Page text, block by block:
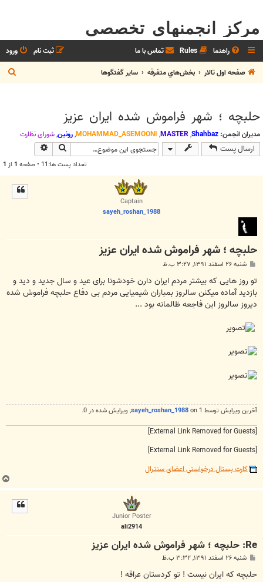
مرکز انجمنهای تخصصی
راهنما Rules تماس با ما ورود
ثبت نام
صفحه اول تالار
بخش‌‌هاي متفرقه ساير گفتگوها
س
حلبچه ؛ شهر فراموش شده ایران عزیز
مدیران انجمن: Shahbaz
,
MASTER
,
MOHAMMAD_ASEMOONI
,رونین,شوراي نظارت
ارسال پست جستجو
تعداد پست ها:11 • صفحه 1 از 1
Captain
sayeh_roshan_1988
حلبچه ؛ شهر فراموش شده ایران عزیز
ت
شنبه ۲۶ اسفند ۱۳۹۱, ۳:۲۷ ب.ظ
تو روز هایی که بیشتر مردم ایران دارن خودشونا برای عید و سال جدید و دید و
بازدید آماده میکنن سالروز بمباران شیمیایی مردم بی دفاع حلبچه فراموش شده
دیروز سالروز این فاجعه ظالمانه بود ...
آخرین ويرايش توسط 1 on sayeh_roshan_1988, ويرايش شده در 0.
[External Link Removed for Guests]
[External Link Removed for Guests]
کارت پستال درخواستی اعضای سنترال
Junior Poster
ali2914
Re: حلبچه ؛ شهر فراموش شده ایران عزیز
ت
شنبه ۲۶ اسفند ۱۳۹۱, ۳:۳۲ ب.ظ
حلبچه که ایران نیست ! تو کردستان عراقه !